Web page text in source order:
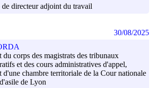
de directeur adjoint du travail
du corps des magistrats des tribunaux
et des cours administratives d'appel,
d'une chambre territoriale de la Cour nationale
de Lyon
30/08/2025